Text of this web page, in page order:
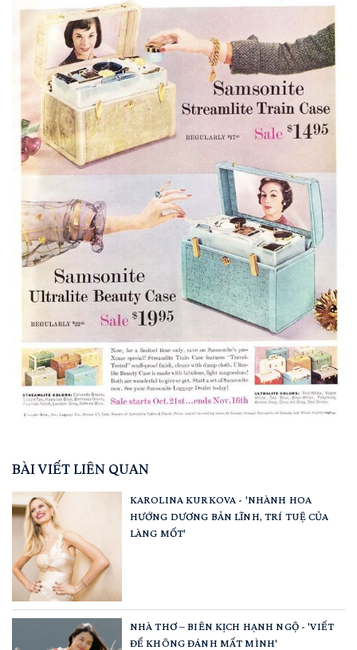
BÀI VIẾT LIÊN QUAN
KAROLINA KURKOVA - 'NHÀNH HOA
HƯỚNG DƯƠNG BẢN LĨNH, TRÍ TUỆ CỦA
LÀNG MỐT'
NHÀ THƠ – BIÊN KỊCH HẠNH NGỘ - 'VIẾT
ĐỂ KHÔNG ĐÁNH MẤT MÌNH'